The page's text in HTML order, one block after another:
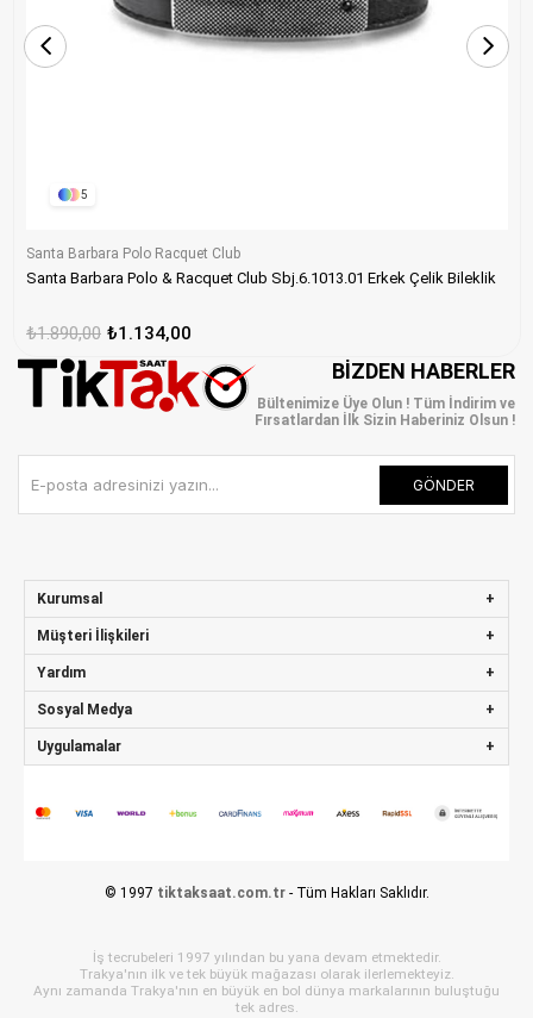
5
Santa Barbara Polo Racquet Club
Santa Barbara Polo & Racquet Club Sbj.6.1013.01 Erkek Çelik Bileklik
₺1.134,00
₺1.890,00
BIZDEN HABERLER
Bültenimize Üye Olun ! Tüm İndirim ve
Fırsatlardan İlk Sizin Haberiniz Olsun !
GÖNDER
Kurumsal
Müşteri İlişkileri
Yardım
Sosyal Medya
Uygulamalar
© 1997 tiktaksaat.com.tr - Tüm Hakları Saklıdır.
İş tecrubeleri 1997 yılından bu yana devam etmektedir.
Trakya'nın ilk ve tek büyük mağazası olarak ilerlemekteyiz.
Aynı zamanda Trakya'nın en büyük en bol dünya markalarının buluştuğu
tek adres.